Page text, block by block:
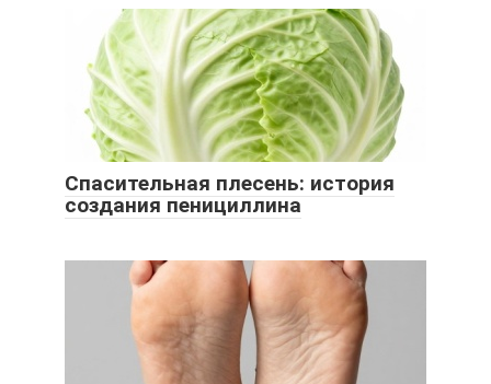
Спасительная плесень: история
создания пенициллина